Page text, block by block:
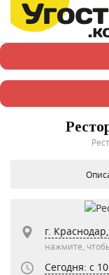
г.
нажмите,
Сегодня: c